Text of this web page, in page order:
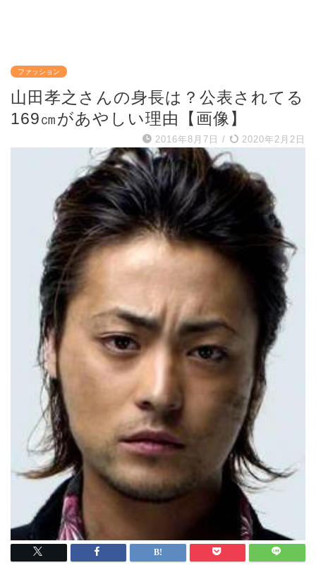
ファッション
山田孝之さんの身長は？公表されてる
169㎝があやしい理由【画像】
2016年8月7日 / 2020年2月2日